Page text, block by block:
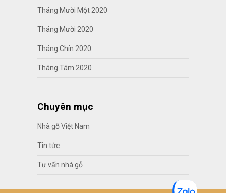
Tháng Mười Một 2020
Tháng Mười 2020
Tháng Chín 2020
Tháng Tám 2020
Chuyên mục
Nhà gỗ Việt Nam
Tin tức
Tư vấn nhà gỗ